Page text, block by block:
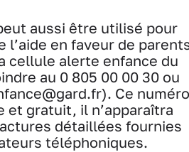
aussi être utilisé pour
l’aide en faveur de
cellule alerte enfance du
au 0 805 00 00 30 ou
Ce numéro
et gratuit, il n’apparaîtra
détaillées fournies
téléphoniques.